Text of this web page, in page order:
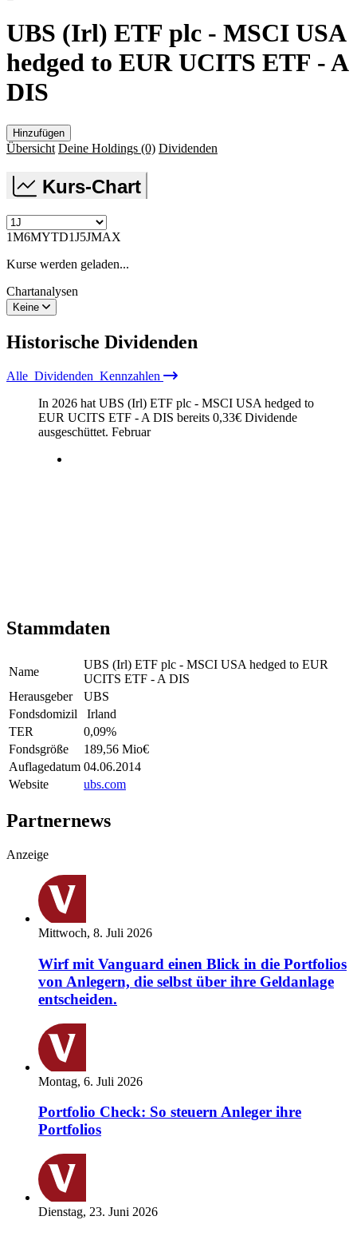
UBS (Irl) ETF plc - MSCI USA
hedged to EUR UCITS ETF - A
DIS
Hinzufügen
Übersicht Deine Holdings (0) Dividenden
Kurs-Chart
1M6MYTD1J5JMAX
Kurse werden geladen...
Chartanalysen
Keine
Historische Dividenden
Alle Dividenden Kennzahlen
In 2026 hat UBS (Irl) ETF plc - MSCI USA hedged to
EUR UCITS ETF - A DIS bereits 0,33€ Dividende
ausgeschüttet. Februar
Stammdaten
Name
UBS (Irl) ETF plc - MSCI USA hedged to EUR
UCITS ETF - A DIS
Herausgeber
UBS
Fondsdomizil
Irland
TER
0,09%
Fondsgröße
189,56 Mio€
Auflagedatum 04.06.2014
Website
ubs.com
Partnernews
Anzeige
Mittwoch, 8. Juli 2026
Wirf mit Vanguard einen Blick in die Portfolios
von Anlegern, die selbst über ihre Geldanlage
entscheiden.
Montag, 6. Juli 2026
Portfolio Check: So steuern Anleger ihre
Portfolios
Dienstag, 23. Juni 2026